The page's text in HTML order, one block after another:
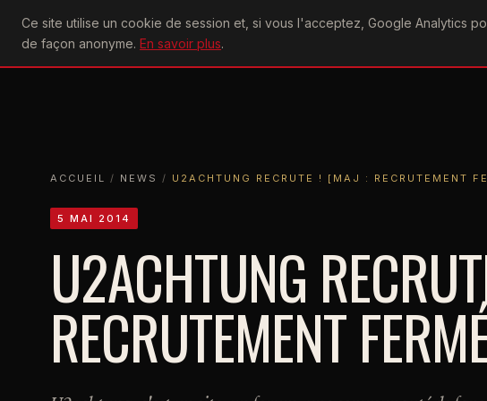
Ce site utilise un cookie de session et, si vous l'acceptez, Google Analytics
de façon anonyme. En savoir plus.
U2achtung
ACCUEIL
ACTU CONCERTS DISCOGRAPHIE
ACCUEIL / NEWS / U2ACHTUNG RECRUTE ! [MAJ : RECRUTEMENT
5 MAI 2014
U2ACHTUNG
RECRUTEMENT